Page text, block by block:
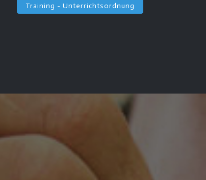
Training - Unterrichtsordnung